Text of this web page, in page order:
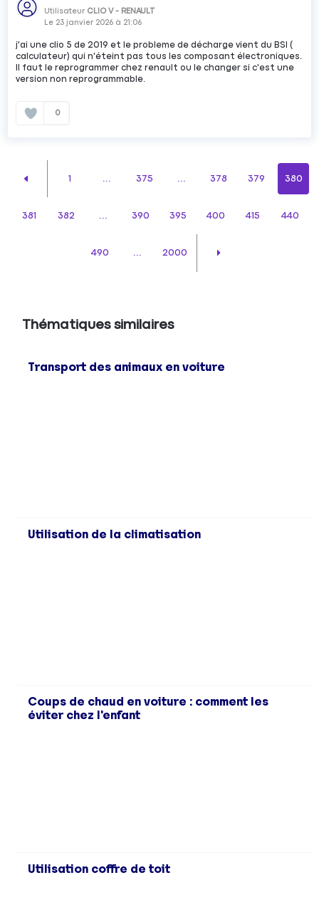
Utilisateur CLIO V - RENAULT
Le 23 janvier 2026 à 21:06
j'ai une clio 5 de 2019 et le probleme de décharge vient du BSI (
calculateur) qui n'éteint pas tous les composant électroniques.
Il faut le reprogrammer chez renault ou le changer si c'est une
version non reprogrammable.
0
1 375 378 379 380
381 382 ... 390 395 400 415 440
490 ... 2000
Thématiques similaires
Transport des animaux en voiture
Utilisation de la climatisation
Coups de chaud en voiture : comment les
éviter chez l'enfant
Utilisation coffre de toit